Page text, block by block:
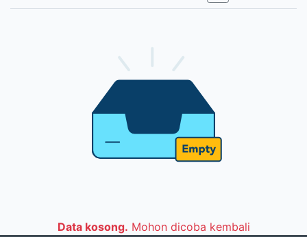
Data kosong. Mohon dicoba kembali